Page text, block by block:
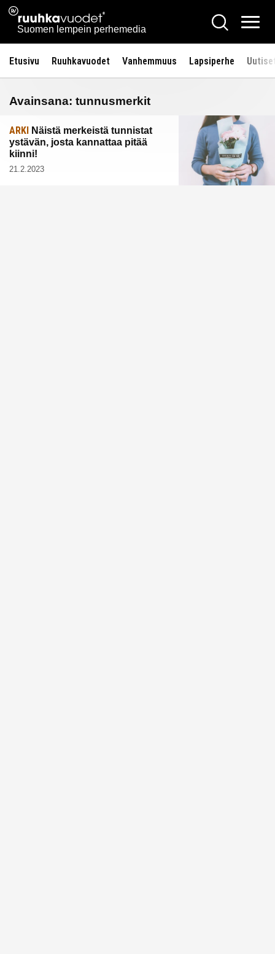
Siirry
sisältöön
Ruuhkavuodet.fi
Suomen lempein perhemedia
Hae
Etusivu Ruuhkavuodet Vanhemmuus Lapsiperhe
Avainsana: tunnusmerkit
ARKI Näistä merkeistä tunnistat
ystävän, josta kannattaa pitää
kiinni!
21.2.2023